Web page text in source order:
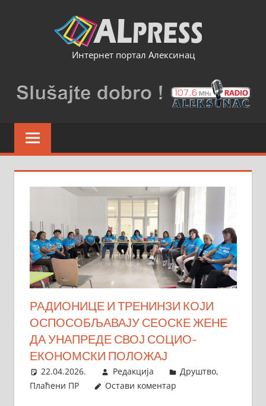
Интернет портал Алексинац
РАДИОНИЦЕ И ТРЕНИНЗИ КОЈИ
ОСПОСОБЉАВАЈУ СЕОСКЕ ЖЕНЕ
ДА УНАПРЕДЕ СВОЈ СОЦИО-
ЕКОНОМСКИ ПОЛОЖАЈ
22.04.2026. Редакција Друштво,
Плаћени ПР
Остави коментар